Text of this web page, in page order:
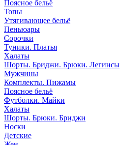
Поясное бельё
Топы
Утягивающее бельё
Пеньюары
Сорочки
Туники. Платья
Халаты
Шорты. Бриджи. Брюки. Легинсы
Мужчины
Комплекты. Пижамы
Поясное бельё
Футболки. Майки
Халаты
Шорты. Брюки. Бриджи
Носки
Детские